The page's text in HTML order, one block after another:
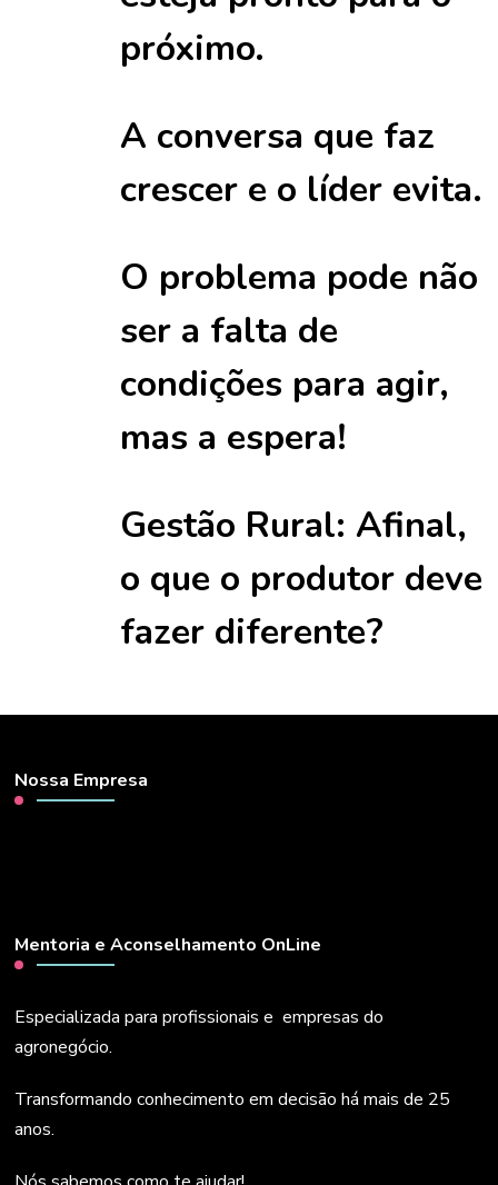
próximo.
A conversa que faz
crescer e o líder evita.
O problema pode não
ser a falta de
condições para agir,
mas a espera!
Gestão Rural: Afinal,
o que o produtor deve
fazer diferente?
Nossa Empresa
Mentoria e Aconselhamento OnLine
Especializada para profissionais e empresas do
agronegócio.
Transformando conhecimento em decisão há mais de 25
anos.